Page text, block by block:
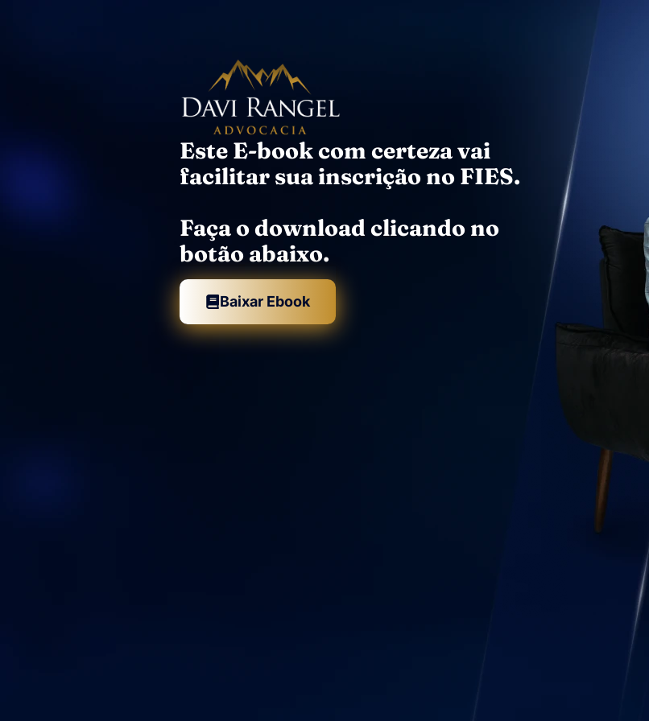
Este E-book com certeza vai
facilitar sua inscrição no FIES.
Faça o download clicando no
botão abaixo.​
Baixar Ebook